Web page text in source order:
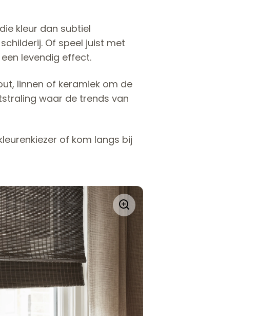
kleur dan subtiel
Of speel juist met
levendig effect.
linnen of keramiek om de
waar de trends van
of kom langs bij